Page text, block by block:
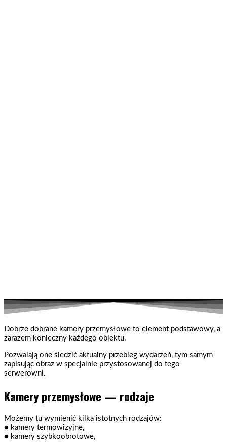
Dobrze dobrane kamery przemysłowe to element podstawowy, a
zarazem konieczny każdego obiektu.
Pozwalają one śledzić aktualny przebieg wydarzeń, tym samym
zapisując obraz w specjalnie przystosowanej do tego
serwerowni.
Kamery przemysłowe — rodzaje
Możemy tu wymienić kilka istotnych rodzajów:
● kamery termowizyjne,
● kamery szybkoobrotowe,